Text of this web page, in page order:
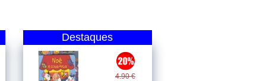
Destaques
4.90 €